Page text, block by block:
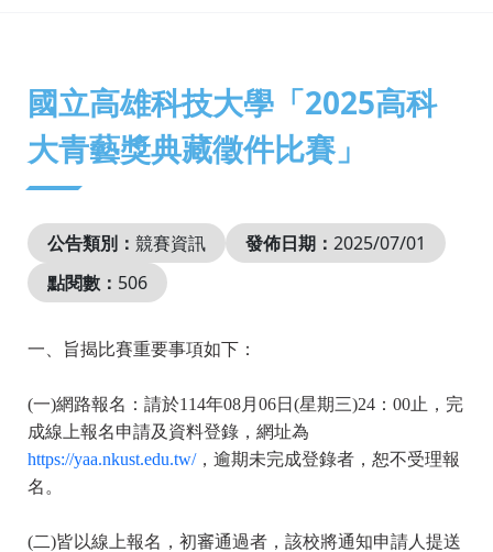
國立高雄科技大學「2025高科
大青藝獎典藏徵件比賽」
公告類別： 競賽資訊 發佈日期： 2025/07/01
點閱數： 506
一、旨揭比賽重要事項如下：
(一)網路報名：請於114年08月06日(星期三)24：00止，完
成線上報名申請及資料登錄，網址為
https://yaa.nkust.edu.tw/，逾期未完成登錄者，恕不受理報
名。
(二)皆以線上報名，初審通過者，該校將通知申請人提送